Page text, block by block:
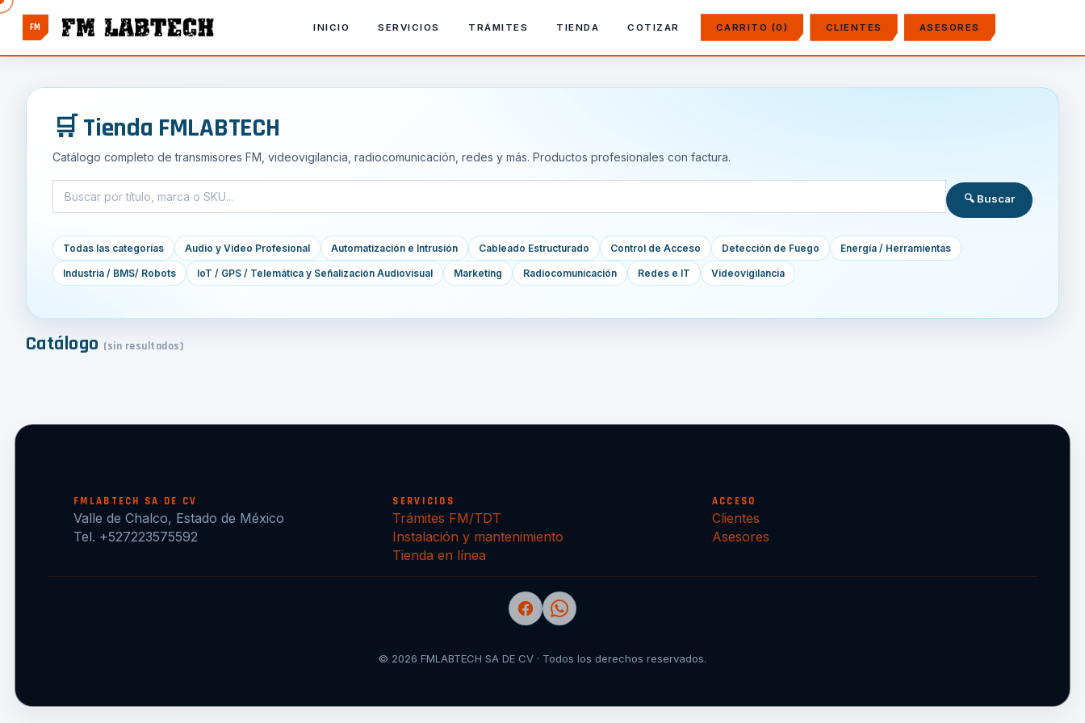
FM INICIO SERVICIOS TRÁMITES TIENDA COTIZAR CARRITO (0) CLIENTES ASESORES
🛒 Tienda FMLABTECH
Catálogo completo de transmisores FM, videovigilancia, radiocomunicación, redes y más. Productos profesionales con factura.
🔍 Buscar
Todas las categorías Audio y Video Profesional Automatización e Intrusión Cableado Estructurado Control de Acceso Detección de Fuego Energía / Herramientas
Industria / BMS/ Robots IoT / GPS / Telemática y Señalización Audiovisual Marketing Radiocomunicación Redes e IT Videovigilancia
Catálogo (sin resultados)
FMLABTECH SA DE CV
Valle de Chalco, Estado de México
Tel. +527223575592
SERVICIOS
Trámites FM/TDT
Instalación y mantenimiento
Tienda en línea
ACCESO
Clientes
Asesores
© 2026 FMLABTECH SA DE CV · Todos los derechos reservados.